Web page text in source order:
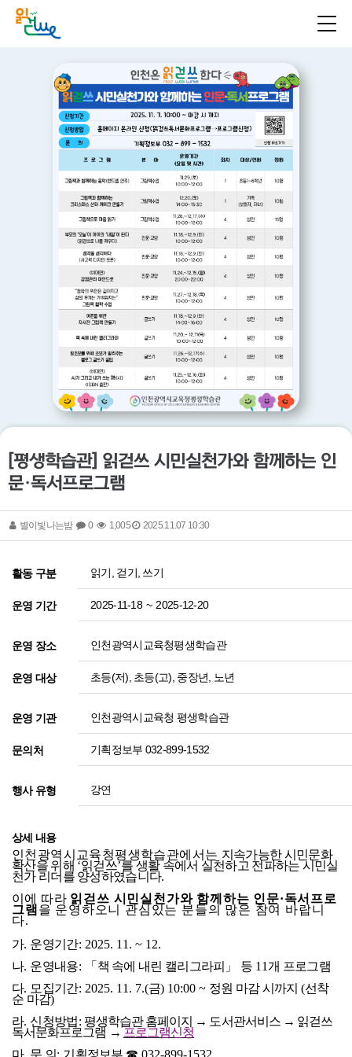
[평생학습관] 읽걷쓰 시민실천가와 함께하는 인
문·독서프로그램
별이빛나는밤 0 1,005 2025.11.07 10:30
활동 구분 읽기, 걷기, 쓰기
운영 기간 2025-11-18 ~ 2025-12-20
운영 장소 인천광역시교육청평생학습관
운영 대상 초등(저), 초등(고), 중장년, 노년
운영 기관 인천광역시교육청 평생학습관
문의처 기획정보부 032-899-1532
행사 유형 강연
상세 내용
인천광역시교육청평생학습관에서는 지속가능한 시민문화
확산을 위해 ‘읽걷쓰’를 생활 속에서 실천하고 전파하는 시민실
천가 리더를 양성하였습니다.
이에 따라 읽걷쓰 시민실천가와 함께하는 인문·독서프로
그램 을 운영하오니 관심있는 분들의 많은 참여 바랍니
다.
가. 운영기간: 2025. 11. ~ 12.
나. 운영내용: 「 책 속에 내린 캘리그라피 」 등 11개 프로그램
다. 모집기간: 2025. 11. 7.(금) 10:00 ~ 정원 마감 시까지 (선착
순 마감)
라. 신청방법: 평생학습관 홈페이지 → 도서관서비스 → 읽걷쓰
독서문화프로그램 →프로그램신청